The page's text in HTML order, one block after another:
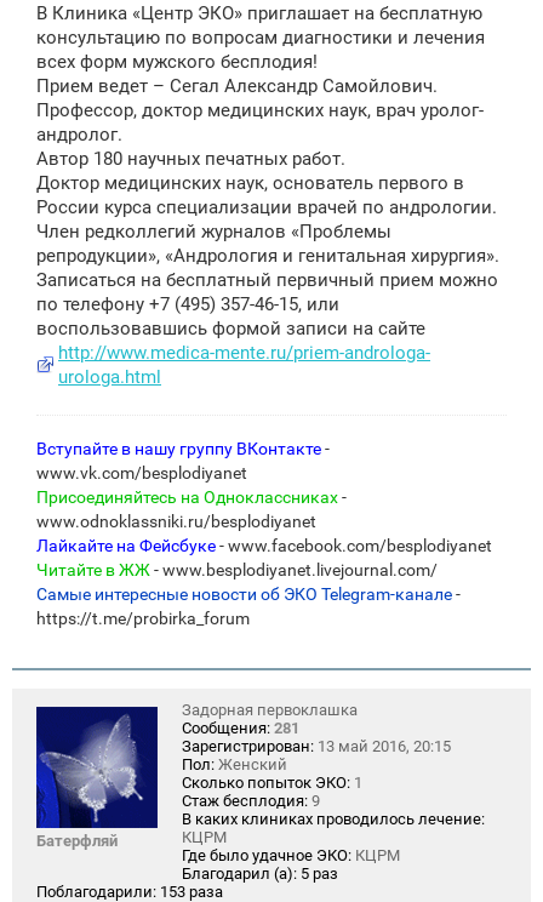
б
щ
н
и
е
В Клиника «Центр ЭКО» приглашает на бесплатную
консультацию по вопросам диагностики и лечения
всех форм мужского бесплодия!
Прием ведет – Сегал Александр Самойлович.
Профессор, доктор медицинских наук, врач уролог-
андролог.
Автор 180 научных печатных работ.
Доктор медицинских наук, основатель первого в
России курса специализации врачей по андрологии.
Член редколлегий журналов «Проблемы
репродукции», «Андрология и генитальная хирургия».
Записаться на бесплатный первичный прием можно
по телефону +7 (495) 357-46-15, или
воспользовавшись формой записи на сайте
http://www.medica-mente.ru/priem-androloga-
urologa.html
Вступайте в нашу группу ВКонтакте-
www.vk.com/besplodiyanet
Присоединяйтесь на Одноклассниках-
www.odnoklassniki.ru/besplodiyanet
Лайкайте на Фейсбуке- www.facebook.com/besplodiyanet
Читайте в ЖЖ - www.besplodiyanet.livejournal.com/
Самые интересные новости об ЭКО Telegram-канале-
https://t.me/probirka_forum
Батерфляй
Задорная первоклашка
Сообщения: 281
Зарегистрирован: 13 май 2016, 20:15
Пол: Женский
Сколько попыток ЭКО: 1
Стаж бесплодия: 9
В каких клиниках проводилось лечение:
КЦРМ
Где было удачное ЭКО: КЦРМ
Благодарил (а): 5 раз
Поблагодарили: 153 раза